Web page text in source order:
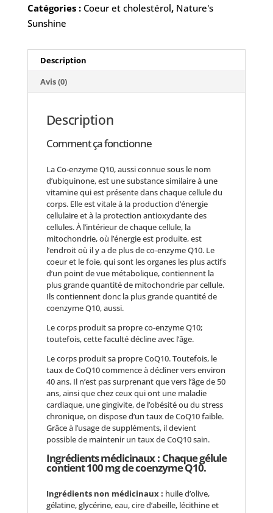
Catégories : Coeur et cholestérol, Nature's
Sunshine
Description
Avis (0)
Description
Comment ça fonctionne
La Co-enzyme Q10, aussi connue sous le nom
d’ubiquinone, est une substance similaire à une
vitamine qui est présente dans chaque cellule du
corps. Elle est vitale à la production d’énergie
cellulaire et à la protection antioxydante des
cellules. À l’intérieur de chaque cellule, la
mitochondrie, où l’énergie est produite, est
l’endroit où il y a de plus de co-enzyme Q10. Le
coeur et le foie, qui sont les organes les plus actifs
d’un point de vue métabolique, contiennent la
plus grande quantité de mitochondrie par cellule.
Ils contiennent donc la plus grande quantité de
coenzyme Q10, aussi.
Le corps produit sa propre co-enzyme Q10;
toutefois, cette faculté décline avec l’âge.
Le corps produit sa propre CoQ10. Toutefois, le
taux de CoQ10 commence à décliner vers environ
40 ans. Il n’est pas surprenant que vers l’âge de 50
ans, ainsi que chez ceux qui ont une maladie
cardiaque, une gingivite, de l’obésité ou du stress
chronique, on dispose d’un taux de CoQ10 faible.
Grâce à l’usage de suppléments, il devient
possible de maintenir un taux de CoQ10 sain.
Ingrédients médicinaux : Chaque gélule
contient 100 mg de coenzyme Q10.
Ingrédients non médicinaux : huile d’olive,
gélatine, glycérine, eau, cire d’abeille, lécithine et